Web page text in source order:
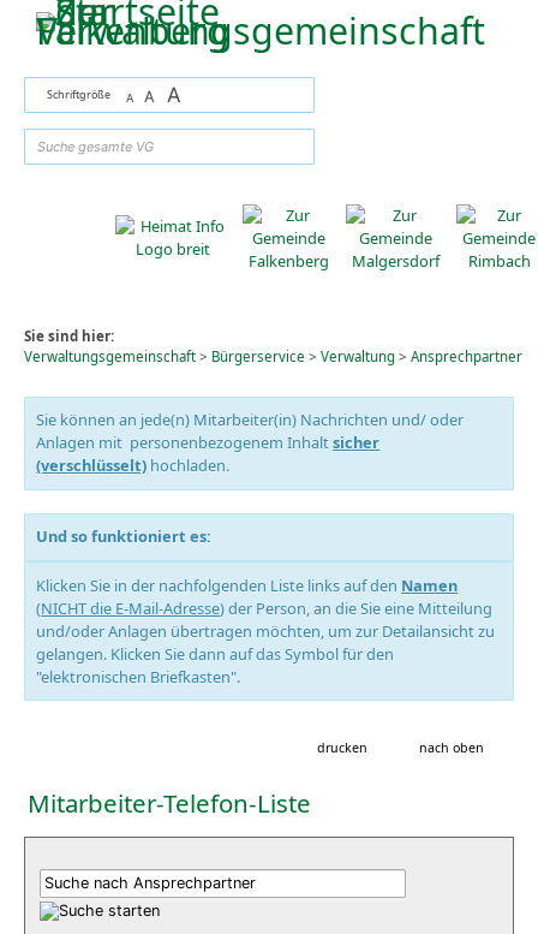
Zum Inhalt,zur Navigationoder
Schriftgröße A A A
Sie sind hier:
Verwaltungsgemeinschaft> Bürgerservice > Verwaltung> Ansprechpartner
Sie können an jede(n) Mitarbeiter(in) Nachrichten und/ oder
Anlagen mit personenbezogenem Inhaltsicher
(verschlüsselt) hochladen.
Und so funktioniert es:
Klicken Sie in der nachfolgenden Liste links auf den Namen
(NICHT die E-Mail-Adresse) der Person, an die Sie eine Mitteilung
und/oder Anlagen übertragen möchten, um zur Detailansicht zu
gelangen. Klicken Sie dann auf das Symbol für den
"elektronischen Briefkasten".
drucken nach oben
Mitarbeiter-Telefon-Liste